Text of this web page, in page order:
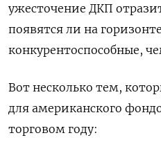
ужесточение ДКП
появятся ли на
конкурентоспособные,
Вот несколько тем,
для американского
торговом году: